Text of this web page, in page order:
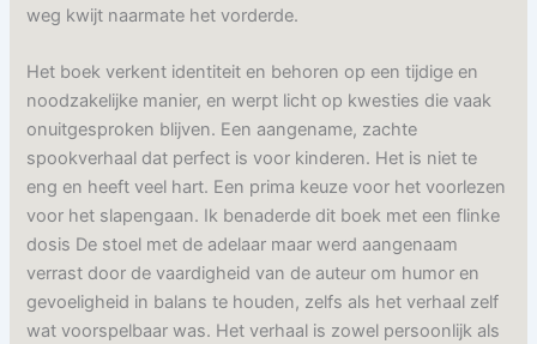
weg kwijt naarmate het vorderde.
Het boek verkent identiteit en behoren op een tijdige en
noodzakelijke manier, en werpt licht op kwesties die vaak
onuitgesproken blijven. Een aangename, zachte
spookverhaal dat perfect is voor kinderen. Het is niet te
eng en heeft veel hart. Een prima keuze voor het voorlezen
voor het slapengaan. Ik benaderde dit boek met een flinke
dosis De stoel met de adelaar maar werd aangenaam
verrast door de vaardigheid van de auteur om humor en
gevoeligheid in balans te houden, zelfs als het verhaal zelf
wat voorspelbaar was. Het verhaal is zowel persoonlijk als